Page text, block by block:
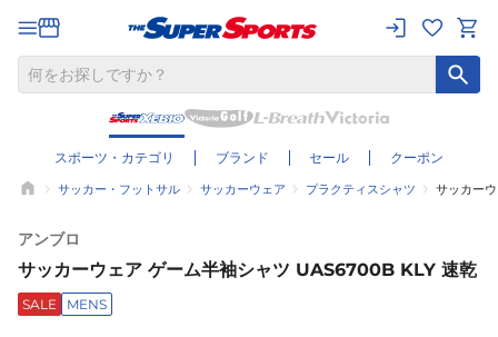
スポーツ・カテゴリ ブランド セール クーポン
サッカー・フットサル サッカーウェア プラクティスシャツ サッカー
アンブロ
サッカーウェア ゲーム半袖シャツ UAS6700B KLY 速乾
SALE MENS